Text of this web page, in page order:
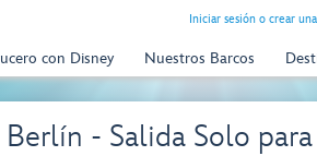
Iniciar sesión o crear
con Disney Nuestros Barcos
- Salida Solo